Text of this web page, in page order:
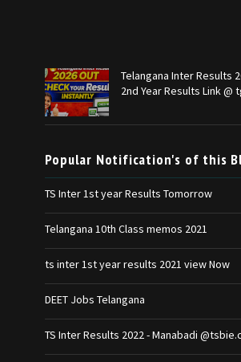
Telangana Inter Results
2nd Year Results Link @
Popular Notification's of this
TS Inter 1st year Results Tomorrow
Telangana 10th Class memos 2021
ts inter 1st year results 2021 view Now
DEET Jobs Telangana
TS Inter Results 2022 - Manabadi